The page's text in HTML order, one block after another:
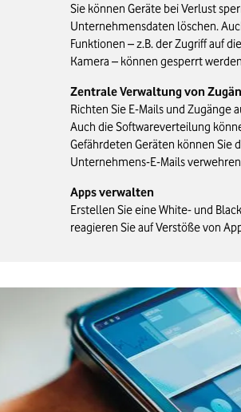
Sie können Geräte bei Verlust
Unternehmensdaten löschen.
Funktionen – z.B. der Zugriff auf
Kamera – können gesperrt
Zentrale Verwaltung von
Richten Sie E-Mails und Zugänge
Auch die Softwareverteilung
Gefährdeten Geräten können Sie
Unternehmens-E-Mails
Apps verwalten
Erstellen Sie eine White- und
reagieren Sie auf Verstöße von